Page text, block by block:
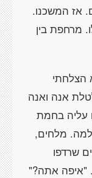
אז המשכנו.
מרחפת בין
הצלחתי
אנה ואנה
עליה בחמת
מלחים,
שרדפו
"איפה אתה?"